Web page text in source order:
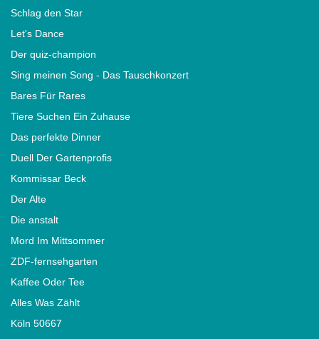
Schlag den Star
Let's Dance
Der quiz-champion
Sing meinen Song - Das Tauschkonzert
Bares Für Rares
Tiere Suchen Ein Zuhause
Das perfekte Dinner
Duell Der Gartenprofis
Kommissar Beck
Der Alte
Die anstalt
Mord Im Mittsommer
ZDF-fernsehgarten
Kaffee Oder Tee
Alles Was Zählt
Köln 50667